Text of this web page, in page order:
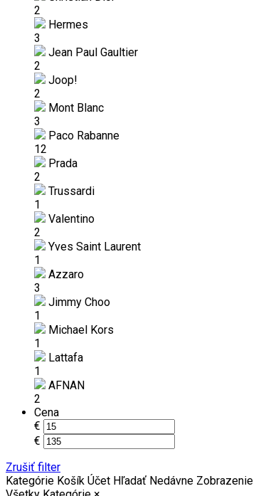
2
Hermes
3
Jean Paul Gaultier
2
Joop!
2
Mont Blanc
3
Paco Rabanne
12
Prada
2
Trussardi
1
Valentino
2
Yves Saint Laurent
1
Azzaro
3
Jimmy Choo
1
Michael Kors
1
Lattafa
1
AFNAN
2
Cena
€
€
Zrušiť filter
Kategórie Košík Účet Hľadať Nedávne Zobrazenie